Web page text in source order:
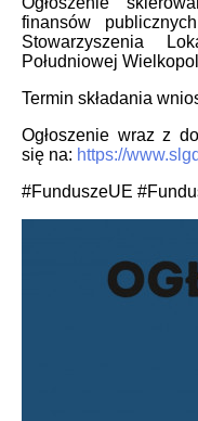
finansów
Stowarzyszenia
Południowej
Termin składania
Ogłoszenie wraz z
się na: https://
#FunduszeUE